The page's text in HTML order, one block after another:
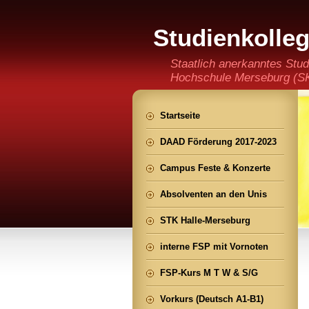
(staatlich
Staatlich anerkanntes
Hochschule Merseburg
der Ming CHENG Institut
Startseite
DAAD Förderung 2017-2023
Campus Feste & Konzerte
Absolventen an den Unis
STK Halle-Merseburg
interne FSP mit Vornoten
FSP-Kurs M T W & S/G
Vorkurs (Deutsch A1-B1)